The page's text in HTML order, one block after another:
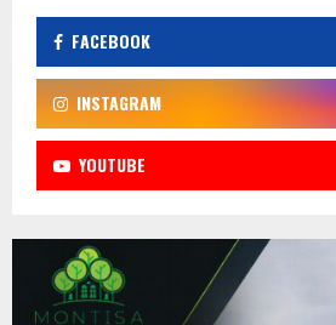
FACEBOOK
INSTAGRAM
YOUTUBE